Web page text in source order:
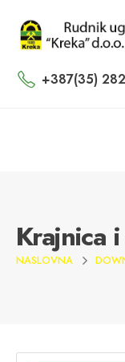
+387(35)
Krajnica
NASLOVNA